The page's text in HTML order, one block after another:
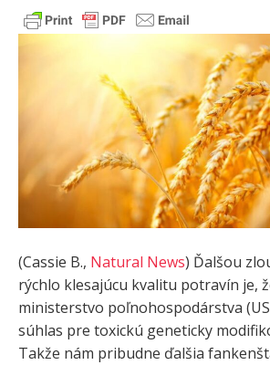
(Cassie B., Natural News) Ďalšou
rýchlo klesajúcu kvalitu potravín je,
ministerstvo poľnohospodárstva
súhlas pre toxickú geneticky
Takže nám pribudne ďalšia